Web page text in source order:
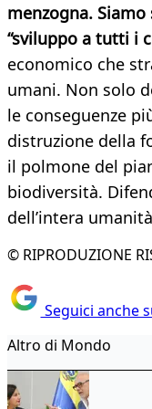
menzogna.
“sviluppo a tutti i
economico che
umani. Non solo
le conseguenze
distruzione della
il polmone del
biodiversità.
dell’intera
© RIPRODUZIONE
Seguici anche
Altro di Mondo